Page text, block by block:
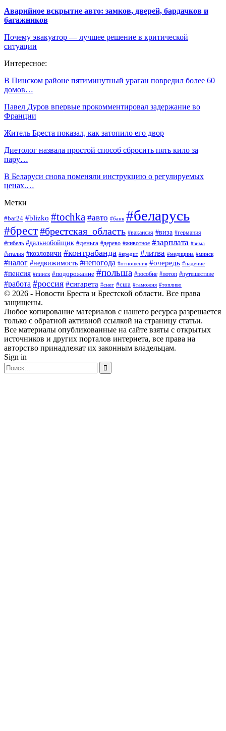
Аварийное вскрытие авто: замков, дверей, бардачков и
багажников
Почему эвакуатор — лучшее решение в критической
ситуации
Интересное:
В Пинском районе пятиминутный ураган повредил более 60
домов…
Павел Дуров впервые прокомментировал задержание во
Франции
Житель Бреста показал, как затопило его двор
Диетолог назвала простой способ сбросить пять кило за
пару…
В Беларуси снова поменяли инструкцию о регулируемых
ценах.…
Метки
#bar24 #blizko #tochka #авто #банк #беларусь
#брест#брестская_область #вакансия #виза #германия
#гибель #дальнобойщик #деньга #дерево #животное #зарплата #зима
#италия #козловичи #контрабанда #кредит #литва #медицина #минск
#налог #недвижимость #непогода #отношения #очередь #падение
#пенсия #пинск #подорожание #польша #пособие #потоп #путешествие
#работа #россия #сигарета #снег #сша #таможня #топливо
© 2026 - Новости Бреста и Брестской области. Все права
защищены.
Любое копирование материалов с нашего ресурса разрешается
только с обратной активной ссылкой на страницу статьи.
Все материалы опубликованные на сайте взяты с открытых
источников и других порталов интернета, все права на
авторство принадлежат их законным владельцам.
Sign in